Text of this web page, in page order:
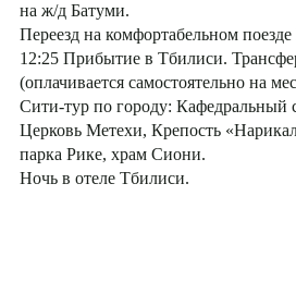
на ж/д Батуми.
Переезд на комфортабельном
12:25 Прибытие в Тбилиси.
(оплачивается самостоятельно на
Сити-тур по городу: Кафедральный
Церковь Метехи, Крепость
парка Рике, храм Сиони.
Ночь в отеле Тбилиси.